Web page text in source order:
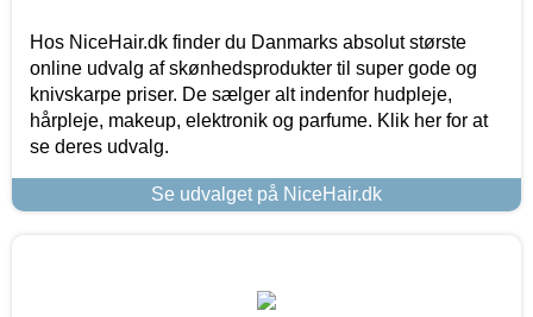
Hos NiceHair.dk finder du Danmarks absolut største
online udvalg af skønhedsprodukter til super gode og
knivskarpe priser. De sælger alt indenfor hudpleje,
hårpleje, makeup, elektronik og parfume. Klik her for at
se deres udvalg.
Se udvalget på NiceHair.dk